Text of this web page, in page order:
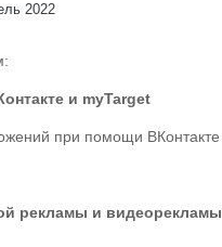
2022
и myTarget
при помощи
рекламы и видеорекламы